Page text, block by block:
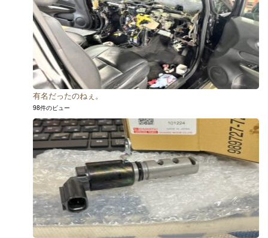
有名だったのねぇ。
98件のビュー